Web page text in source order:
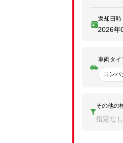
返却日時
2026年
車両タイ
コンパ
その他の
指定なし